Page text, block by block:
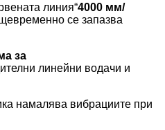
линия“4000 мм/
се запазва
за
линейни водачи и
намалява вибрациите при